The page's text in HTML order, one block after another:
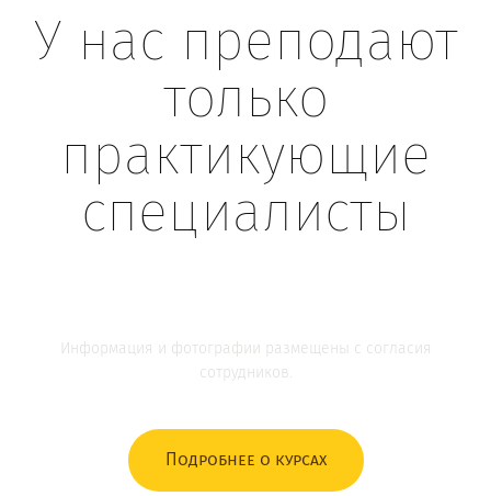
У нас преподают
только
практикующие
специалисты
Информация и фотографии размещены с согласия
сотрудников.
Подробнее о курсах